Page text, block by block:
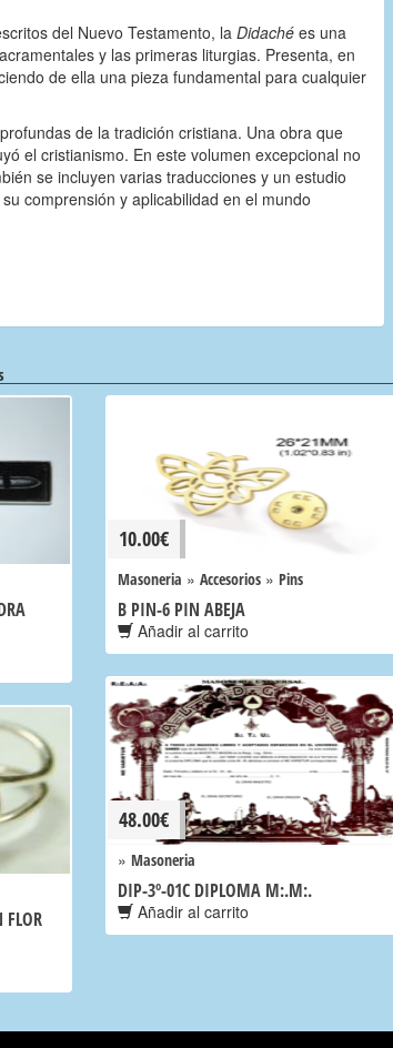
del Nuevo Testamento, la Didaché es una
y las primeras liturgias. Presenta, en
de ella una pieza fundamental para cualquier
de la tradición cristiana. Una obra que
el cristianismo. En este volumen excepcional no
se incluyen varias traducciones y un estudio
comprensión y aplicabilidad en el mundo
10.00€
Masoneria » Accesorios » Pins
B PIN-6 PIN ABEJA
Añadir al carrito
48.00€
» Masoneria
DIP-3º-01C DIPLOMA M:.M:.
Añadir al carrito
FLOR